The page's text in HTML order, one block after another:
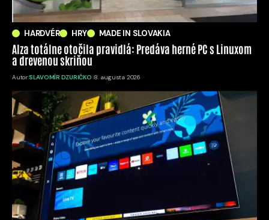
HARDVÉR HRY MADE IN SLOVAKIA
Alza totálne otočila pravidlá: Predáva herné PC s Linuxom
a drevenou skriňou
Autor:SLAVOMÍR DZURIČKO 8. augusta 2026